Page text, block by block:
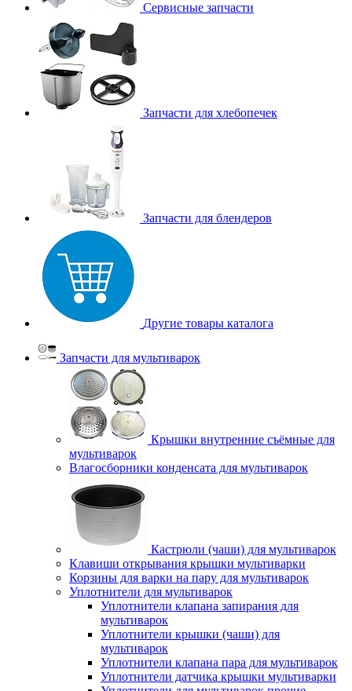
Сервисные запчасти
Запчасти для хлебопечек
Запчасти для блендеров
Другие товары каталога
Запчасти для мультиварок
Крышки внутренние съёмные для
мультиварок
Влагосборники конденсата для мультиварок
Кастрюли (чаши) для мультиварок
Клавиши открывания крышки мультиварки
Корзины для варки на пару для мультиварок
Уплотнители для мультиварок
Уплотнители клапана запирания для
мультиварок
Уплотнители крышки (чаши) для
мультиварок
Уплотнители клапана пара для мультиварок
Уплотнители датчика крышки мультиварки